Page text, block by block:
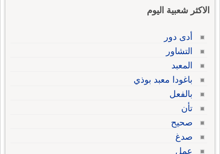
الاكثر شعبية اليوم
أدى دور
التشاور
المعبد
باغودا معبد بوذي
بالفعل
تأن
صحيح
صدغ
عمل